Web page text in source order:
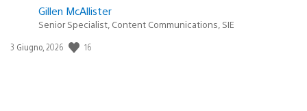
Gillen McAllister
Senior Specialist, Content Communications, SIE
Data
3 Giugno, 2026 16